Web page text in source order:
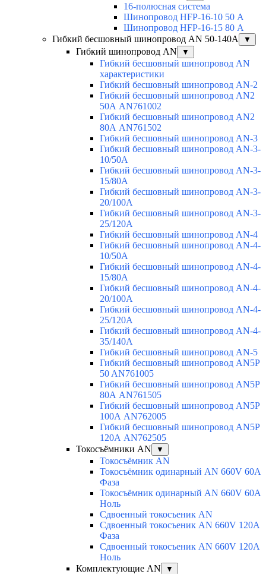
16-полюсная система
Шинопровод HFP-16-10 50 А
Шинопровод HFP-16-15 80 А
Гибкий бесшовный шинопровод AN 50-140А
▼
Гибкий шинопровод AN ▼
Гибкий бесшовный шинопровод AN
характеристики
Гибкий бесшовный шинопровод AN-2
Гибкий бесшовный шинопровод AN2
50А AN761002
Гибкий бесшовный шинопровод AN2
80А AN761502
Гибкий бесшовный шинопровод AN-3
Гибкий бесшовный шинопровод AN-3-
10/50A
Гибкий бесшовный шинопровод AN-3-
15/80A
Гибкий бесшовный шинопровод AN-3-
20/100A
Гибкий бесшовный шинопровод AN-3-
25/120A
Гибкий бесшовный шинопровод AN-4
Гибкий бесшовный шинопровод AN-4-
10/50A
Гибкий бесшовный шинопровод AN-4-
15/80A
Гибкий бесшовный шинопровод AN-4-
20/100A
Гибкий бесшовный шинопровод AN-4-
25/120A
Гибкий бесшовный шинопровод AN-4-
35/140A
Гибкий бесшовный шинопровод AN-5
Гибкий бесшовный шинопровод AN5P
50 AN761005
Гибкий бесшовный шинопровод AN5P
80А AN761505
Гибкий бесшовный шинопровод AN5P
100А AN762005
Гибкий бесшовный шинопровод AN5P
120А AN762505
Токосъёмники AN
▼
Токосъёмник AN
Токосъёмник одинарный AN 660V 60A
Фаза
Токосъёмник одинарный AN 660V 60A
Ноль
Сдвоенный токосъеник AN
Сдвоенный токосъеник AN 660V 120A
Фаза
Сдвоенный токосъеник AN 660V 120A
Ноль
Комплектующие AN
▼